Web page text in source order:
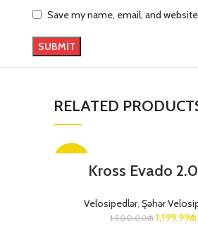
Save my name, email, and
RELATED
Kross Evado
Velosipedlər, Şəhər
1,500.00₼ 1,199.99₼